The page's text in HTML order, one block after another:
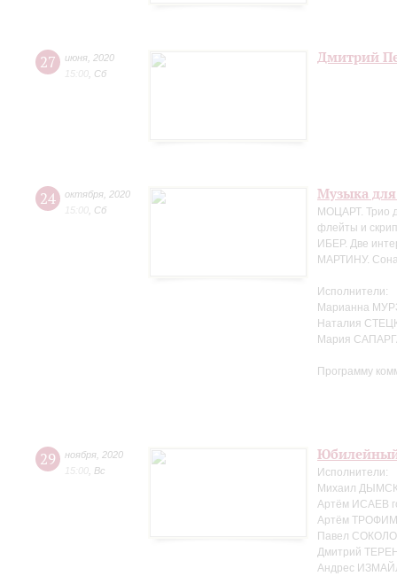
27 июня 2020
15:00 Сб
Дмитрий
24 октября 2020
15:00 Сб
Музыка
МОЦАРТ. Трио
флейты и
ИБЕР. Две
МАРТИНУ.
Исполнители:
Марианна
Наталия
Мария
Программу
29 ноября 2020
15:00 Вс
Исполнители:
Михаил
Артём ИСАЕВ
Артём
Павел
Дмитрий
Андрес